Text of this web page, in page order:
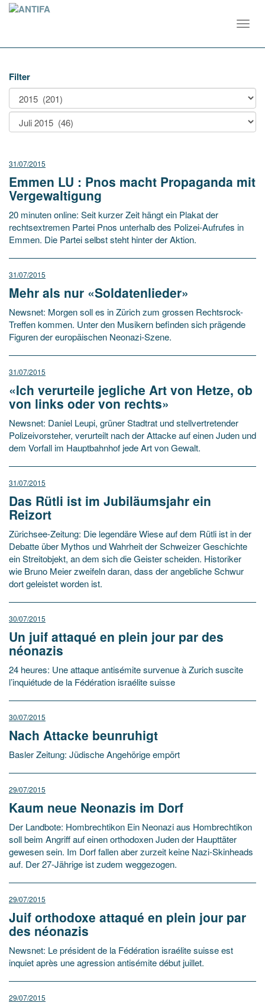
Filter
31/07/2015
Emmen LU : Pnos macht Propaganda mit
Vergewaltigung
20 minuten online: Seit kurzer Zeit hängt ein Plakat der
rechtsextremen Partei Pnos unterhalb des Polizei-Aufrufes in
Emmen. Die Partei selbst steht hinter der Aktion.
31/07/2015
Mehr als nur «Soldatenlieder»
Newsnet: Morgen soll es in Zürich zum grossen Rechtsrock-
Treffen kommen. Unter den Musikern befinden sich prägende
Figuren der europäischen Neonazi-Szene.
31/07/2015
«Ich verurteile jegliche Art von Hetze, ob
von links oder von rechts»
Newsnet: Daniel Leupi, grüner Stadtrat und stellvertretender
Polizeivorsteher, verurteilt nach der Attacke auf einen Juden und
dem Vorfall im Hauptbahnhof jede Art von Gewalt.
31/07/2015
Das Rütli ist im Jubiläumsjahr ein
Reizort
Zürichsee-Zeitung: Die legendäre Wiese auf dem Rütli ist in der
Debatte über Mythos und Wahrheit der Schweizer Geschichte
ein Streitobjekt, an dem sich die Geister scheiden. Historiker
wie Bruno Meier zweifeln daran, dass der angebliche Schwur
dort geleistet worden ist.
30/07/2015
Un juif attaqué en plein jour par des
néonazis
24 heures: Une attaque antisémite survenue à Zurich suscite
l’inquiétude de la Fédération israélite suisse
30/07/2015
Nach Attacke beunruhigt
Basler Zeitung: Jüdische Angehörige empört
29/07/2015
Kaum neue Neonazis im Dorf
Der Landbote: Hombrechtikon Ein Neonazi aus Hombrechtikon
soll beim Angriff auf einen orthodoxen Juden der Haupttäter
gewesen sein. Im Dorf fallen aber zurzeit keine Nazi-Skinheads
auf. Der 27-Jährige ist zudem weggezogen.
29/07/2015
Juif orthodoxe attaqué en plein jour par
des néonazis
Newsnet: Le président de la Fédération israélite suisse est
inquiet après une agression antisémite début juillet.
29/07/2015